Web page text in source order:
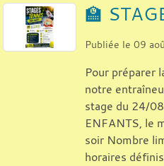
🏫
Publiée le 09
Pour préparer
notre
stage du 24/
ENFANTS, le
soir Nombre
horaires